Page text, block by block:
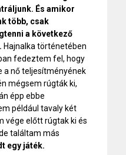
És amikor
több, csak
a következő
Hajnalka történetében
fedeztem fel, hogy
a nő teljesítményének
mégsem rúgták ki,
épp ebbe
például tavaly két
vége előtt rúgtak ki és
találtam más
egy játék.